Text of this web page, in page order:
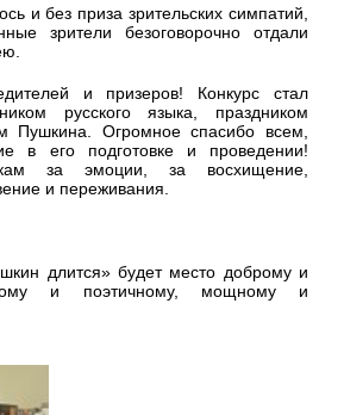
и без приза зрительских симпатий,
зрители безоговорочно отдали
и призеров! Конкурс стал
русского языка, праздником
Пушкина. Огромное спасибо всем,
в его подготовке и проведении!
за эмоции, за восхищение,
и переживания.
длится» будет место доброму и
и поэтичному, мощному и